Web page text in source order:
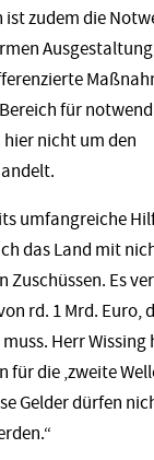
zudem die
für
hier nicht um den
umfangreiche
das Land mit
Zuschüssen. Es
rd. 1 Mrd. Euro,
Herr
für die ‚zweite
Gelder dürfen